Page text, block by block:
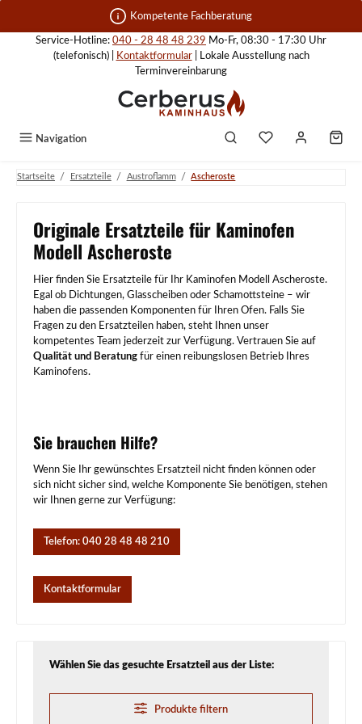
Zum Hauptinhalt springen Kompetente Fachberatung
Service-Hotline: 040 - 28 48 48 239 Mo-Fr, 08:30 - 17:30 Uhr
(telefonisch) |
Kontaktformular| Lokale Ausstellung nach
Terminvereinbarung
Navigation
Startseite / Ersatzteile / Austroflamm / Ascheroste
Originale Ersatzteile für Kaminofen
Modell Ascheroste
Hier finden Sie Ersatzteile für Ihr Kaminofen Modell Ascheroste.
Egal ob Dichtungen, Glasscheiben oder Schamottsteine – wir
haben die passenden Komponenten für Ihren Ofen. Falls Sie
Fragen zu den Ersatzteilen haben, steht Ihnen unser
kompetentes Team jederzeit zur Verfügung. Vertrauen Sie auf
Qualität und Beratung für einen reibungslosen Betrieb Ihres
Kaminofens.
Sie brauchen Hilfe?
Wenn Sie Ihr gewünschtes Ersatzteil nicht finden können oder
sich nicht sicher sind, welche Komponente Sie benötigen, stehen
wir Ihnen gerne zur Verfügung:
Telefon: 040 28 48 48 210
Kontaktformular
Wählen Sie das gesuchte Ersatzteil aus der Liste:
Produkte filtern